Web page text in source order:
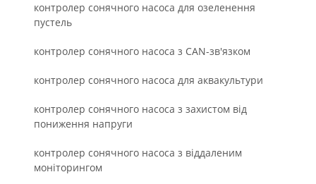
контролер сонячного насоса для озеленення
пустель
контролер сонячного насоса з CAN-зв'язком
контролер сонячного насоса для аквакультури
контролер сонячного насоса з захистом від
пониження напруги
контролер сонячного насоса з віддаленим
моніторингом